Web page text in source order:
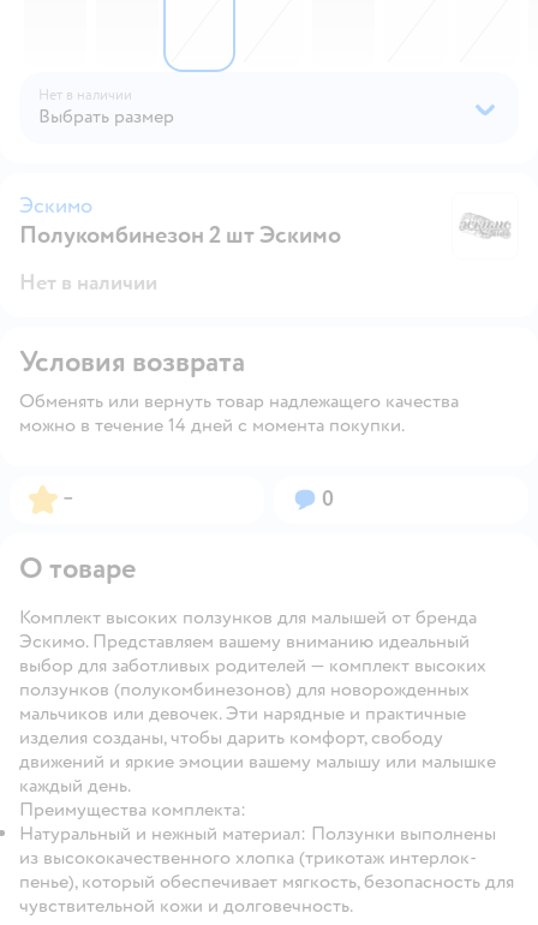
Нет в наличии
Выбрать размер
Эскимо
Полукомбинезон 2 шт Эскимо
Нет в наличии
Условия возврата
Обменять или вернуть товар надлежащего качества
можно в течение 14 дней с момента покупки.
Рейтинг:
– Вопросов:
0
О товаре
Комплект высоких ползунков для малышей от бренда
Эскимо. Представляем вашему вниманию идеальный
выбор для заботливых родителей — комплект высоких
ползунков (полукомбинезонов) для новорожденных
мальчиков или девочек. Эти нарядные и практичные
изделия созданы, чтобы дарить комфорт, свободу
движений и яркие эмоции вашему малышу или малышке
каждый день.
Преимущества комплекта:
Натуральный и нежный материал: Ползунки выполнены
из высококачественного хлопка (трикотаж интерлок-
пенье), который обеспечивает мягкость, безопасность для
чувствительной кожи и долговечность.